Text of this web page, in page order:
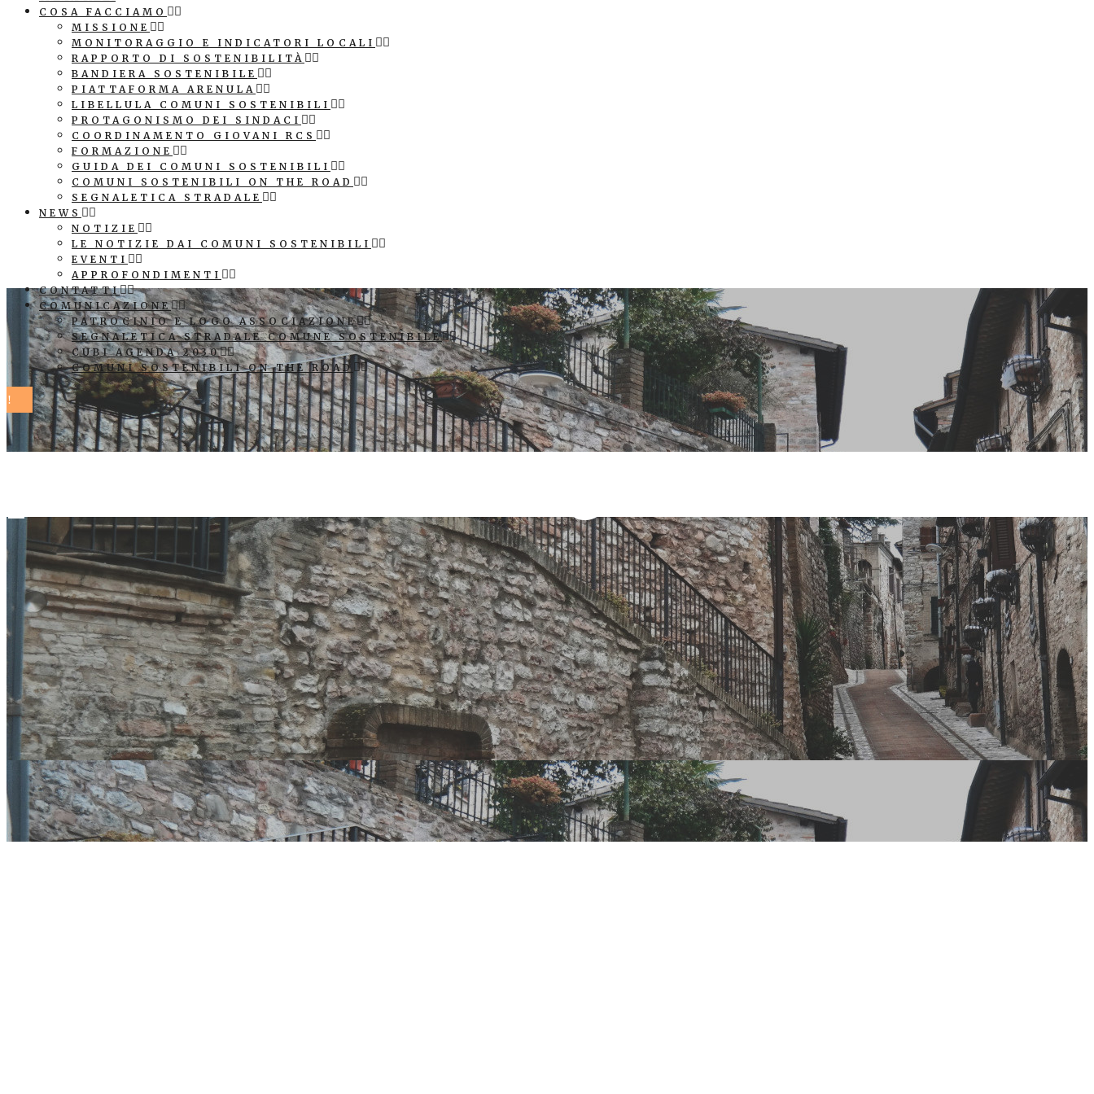
COSA FACCIAMO
MISSIONE
MONITORAGGIO E INDICATORI LOCALI
RAPPORTO DI SOSTENIBILITÀ
BANDIERA SOSTENIBILE
PIATTAFORMA ARENULA
LIBELLULA COMUNI SOSTENIBILI
PROTAGONISMO DEI SINDACI
COORDINAMENTO GIOVANI RCS
FORMAZIONE
GUIDA DEI COMUNI SOSTENIBILI
COMUNI SOSTENIBILI ON THE ROAD
SEGNALETICA STRADALE
NEWS
NOTIZIE
LE NOTIZIE DAI COMUNI SOSTENIBILI
EVENTI
APPROFONDIMENTI
CONTATTI
COMUNICAZIONE
PATROCINIO E LOGO ASSOCIAZIONE
SEGNALETICA STRADALE COMUNE SOSTENIBILE
CUBI AGENDA 2030
COMUNI SOSTENIBILI ON THE ROAD